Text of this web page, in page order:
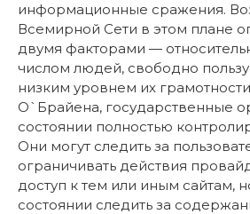
информационные сражения.
Всемирной Сети в этом плане
двумя факторами —
числом людей, свободно
низким уровнем их
О`Брайена, государственные
состоянии полностью
Они могут следить за
ограничивать действия
доступ к тем или иным сайтам,
состоянии следить за